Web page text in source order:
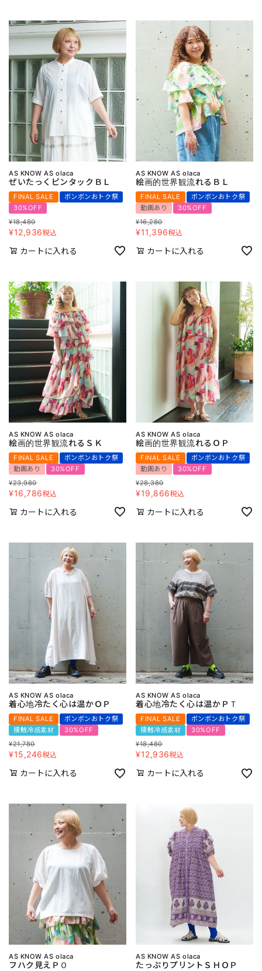
AS KNOW AS olaca
ぜいたっくピンタックＢＬ
FINAL SALE
ボンボンおトク祭
30%OFF
¥18,480
¥12,936税込
カートに入れる
AS KNOW AS olaca
絵画的世界観流れるＢＬ
FINAL SALE
ボンボンおトク祭
動画あり
30%OFF
¥16,280
¥11,396税込
カートに入れる
AS KNOW AS olaca
絵画的世界観流れるＳＫ
FINAL SALE
ボンボンおトク祭
動画あり
30%OFF
¥23,980
¥16,786税込
カートに入れる
AS KNOW AS olaca
絵画的世界観流れるＯＰ
FINAL SALE
ボンボンおトク祭
動画あり
30%OFF
¥28,380
¥19,866税込
カートに入れる
AS KNOW AS olaca
着心地冷たく心は温かＯＰ
FINAL SALE
ボンボンおトク祭
接触冷感素材
30%OFF
¥21,780
¥15,246税込
カートに入れる
AS KNOW AS olaca
着心地冷たく心は温かＰＴ
FINAL SALE
ボンボンおトク祭
接触冷感素材
30%OFF
¥18,480
¥12,936税込
カートに入れる
AS KNOW AS olaca
フハク見えＰＯ
AS KNOW AS olaca
たっぷりプリントＳＨＯＰ